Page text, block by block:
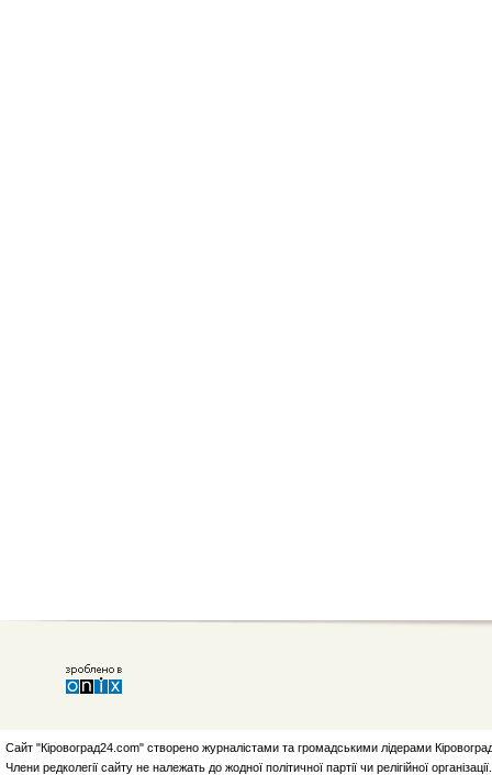
Сайт "Кіровоград24.com" створено журналістами та громадськими лідерами
Члени редколегії сайту не належать до жодної політичної партії чи релігійної